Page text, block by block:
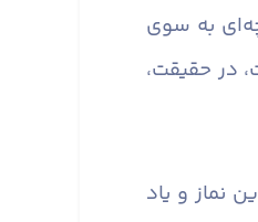
به سوی
در حقیقت،
نماز و یاد